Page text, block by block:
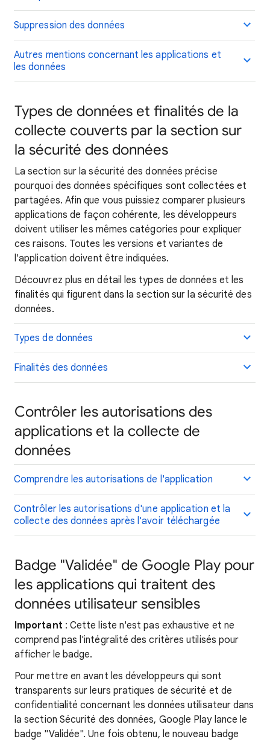
Suppression des données
Autres mentions concernant les applications et
les données
Types de données et finalités de la
collecte couverts par la section sur
la sécurité des données
La section sur la sécurité des données précise
pourquoi des données spécifiques sont collectées et
partagées. Afin que vous puissiez comparer plusieurs
applications de façon cohérente, les développeurs
doivent utiliser les mêmes catégories pour expliquer
ces raisons. Toutes les versions et variantes de
l'application doivent être indiquées.
Découvrez plus en détail les types de données et les
finalités qui figurent dans la section sur la sécurité des
données.
Types de données
Finalités des données
Contrôler les autorisations des
applications et la collecte de
données
Comprendre les autorisations de l'application
Contrôler les autorisations d'une application et la
collecte des données après l'avoir téléchargée
Badge "Validée" de Google Play pour
les applications qui traitent des
données utilisateur sensibles
Important : Cette liste n'est pas exhaustive et ne
comprend pas l'intégralité des critères utilisés pour
afficher le badge.
Pour mettre en avant les développeurs qui sont
transparents sur leurs pratiques de sécurité et de
confidentialité concernant les données utilisateur dans
la section Sécurité des données, Google Play lance le
badge "Validée". Une fois obtenu, le nouveau badge